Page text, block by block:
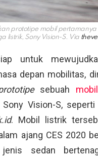
prototipe mobil pertamanya
listrik, Sony Vision-S. Via
untuk
depan mobilitas,
sebuah
Vision-S,
. Mobil listrik
ajang CES 2020
sedan